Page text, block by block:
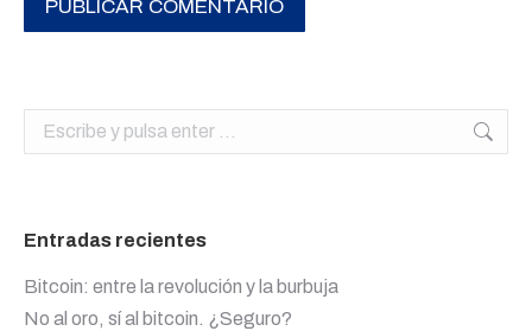
PUBLICAR COMENTARIO
Buscar:
Entradas recientes
Bitcoin: entre la revolución y la burbuja
No al oro, sí al bitcoin. ¿Seguro?